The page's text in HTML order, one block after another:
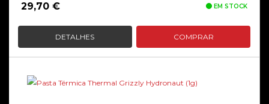
29,70 € EM STOCK
DETALHES COMPRAR